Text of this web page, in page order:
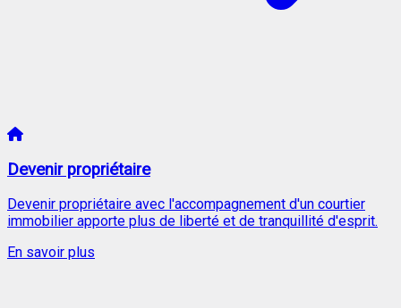
Devenir propriétaire
Devenir propriétaire avec l'accompagnement d'un courtier
immobilier apporte plus de liberté et de tranquillité d'esprit.
En savoir plus